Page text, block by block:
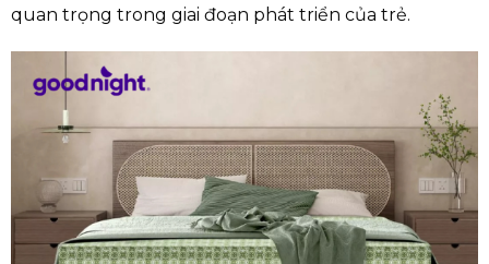
quan trọng trong giai đoạn phát triển của trẻ.